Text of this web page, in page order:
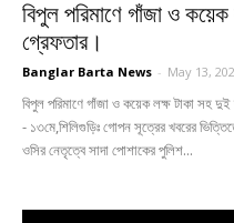
বিপুল পরিমাণে গাঁজা ও
গ্রেফতার।
Banglar Barta News - May 13,
বিপুল পরিমাণে গাঁজা ও কয়েক লক্ষ টাকা
- ১৩মে,শিলিগুড়িঃ গোপন সূত্রের খবরের
ওসির নেতৃত্বে সাদা পোশাকের পুলিশ...